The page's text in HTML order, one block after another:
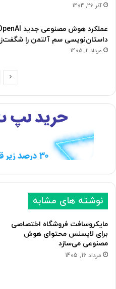
آذر 26, 1404
داستان‌نویسی سم آلتمن را
مرداد 2, 1405
ح
ه
ی
نوشته های مشابه
مایکروسافت فروشگاه اختصاصی
برای لایسنس محتوای هوش
مصنوعی می‌سازد
مرداد 16, 1405